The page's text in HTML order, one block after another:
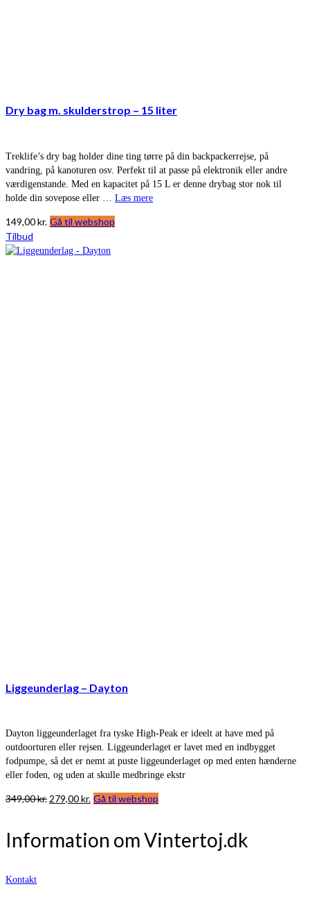
Dry bag m. skulderstrop – 15 liter
Treklife’s dry bag holder dine ting tørre på din backpackerrejse, på
vandring, på kanoturen osv. Perfekt til at passe på elektronik eller andre
værdigenstande. Med en kapacitet på 15 L er denne drybag stor nok til
holde din sovepose eller … Læs mere
149,00kr. Gå til webshop
Tilbud
Liggeunderlag – Dayton
Dayton liggeunderlaget fra tyske High-Peak er ideelt at have med på
outdoorturen eller rejsen. Liggeunderlaget er lavet med en indbygget
fodpumpe, så det er nemt at puste liggeunderlaget op med enten hænderne
eller foden, og uden at skulle medbringe ekstr
349,00kr. Den
var:
279,00kr. Den
er:
Gå til webshop
Information om Vintertoj.dk
Kontakt